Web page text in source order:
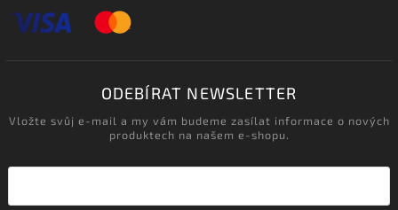
ODEBÍRAT NEWSLETTER
Vložte svůj e-mail a my vám budeme zasílat informace o nových
produktech na našem e-shopu.